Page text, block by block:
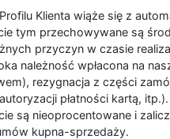
Klienta wiąże się z
tym przechowywane są
przyczyn w czasie
należność wpłacona na
rezygnacja z części
płatności kartą,
są nieoprocentowane i
kupna-sprzedaży.